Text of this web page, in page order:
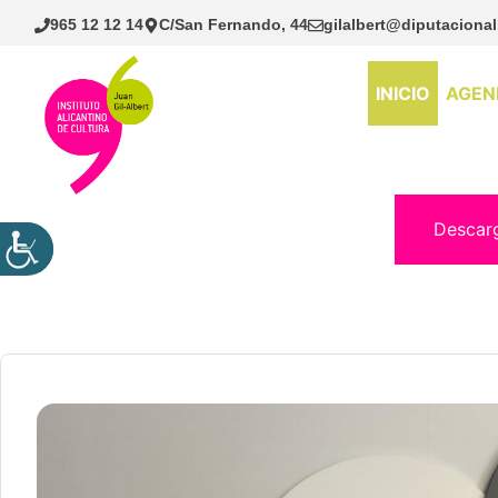
Saltar
965 12 12 14 C/San Fernando, 44
INICIO